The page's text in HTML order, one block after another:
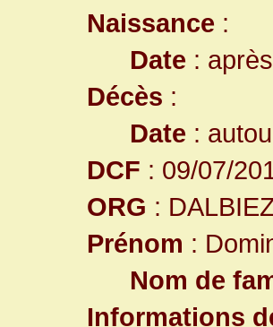
Naissance :
Date :
Décès :
Date :
DCF : 09/07/
ORG :
Prénom :
Nom de
Informations